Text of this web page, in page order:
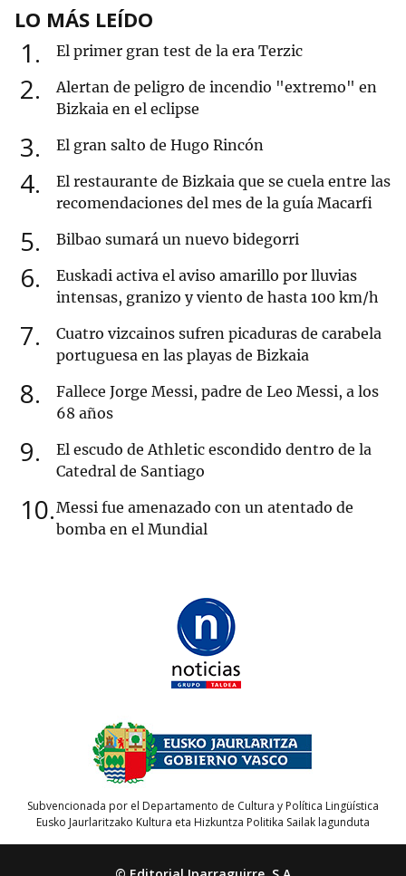
LO MÁS LEÍDO
1 El primer gran test de la era Terzic
2
Alertan de peligro de incendio "extremo" en
Bizkaia en el eclipse
3 El gran salto de Hugo Rincón
4
El restaurante de Bizkaia que se cuela entre las
recomendaciones del mes de la guía Macarfi
5 Bilbao sumará un nuevo bidegorri
6
Euskadi activa el aviso amarillo por lluvias
intensas, granizo y viento de hasta 100 km/h
7
Cuatro vizcainos sufren picaduras de carabela
portuguesa en las playas de Bizkaia
8
Fallece Jorge Messi, padre de Leo Messi, a los
68 años
9
El escudo de Athletic escondido dentro de la
Catedral de Santiago
10 Messi fue amenazado con un atentado de
bomba en el Mundial
Subvencionada por el Departamento de Cultura y Política Lingüística
Eusko Jaurlaritzako Kultura eta Hizkuntza Politika Sailak lagunduta